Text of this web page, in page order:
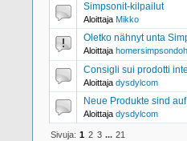
Simpsonit-kilpailut
Aloittaja Mikko
Oletko nähnyt unta
Aloittaja homersimpsondoh
Consigli sui prodotti
Aloittaja dysdylcom
Neue Produkte sind
Aloittaja dysdylcom
Sivuja: 1 2 3 ... 21